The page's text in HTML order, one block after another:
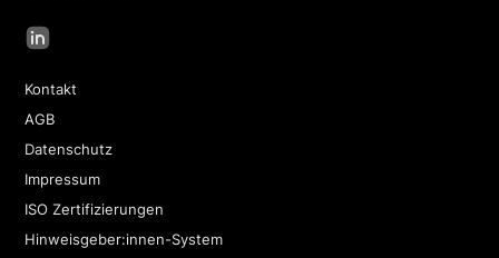
Kontakt
AGB
Datenschutz
Impressum
ISO Zertifizierungen
Hinweisgeber:innen-System